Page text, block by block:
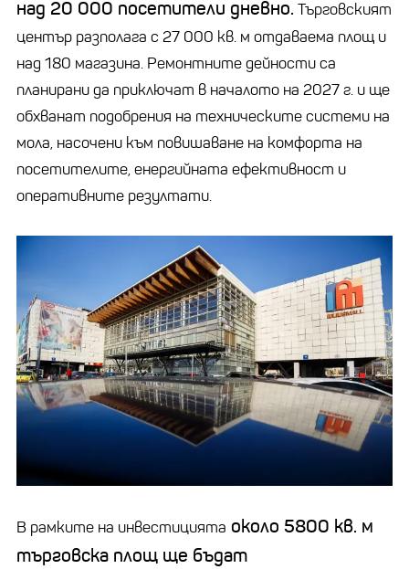
над 20 000 посетители дневно. Търговският
център разполага с 27 000 кв. м отдаваема площ и
над 180 магазина. Ремонтните дейности са
планирани да приключат в началото на 2027 г. и ще
обхванат подобрения на техническите системи на
мола, насочени към повишаване на комфорта на
посетителите, енергийната ефективност и
оперативните резултати.
В рамките на инвестицията около 5800 кв. м
търговска площ ще бъдат